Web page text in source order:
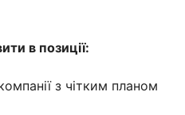
в позиції:
з чітким планом